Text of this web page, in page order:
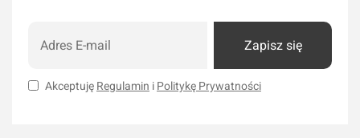
Zapisz się
Akceptuję Regulamin i Politykę Prywatności